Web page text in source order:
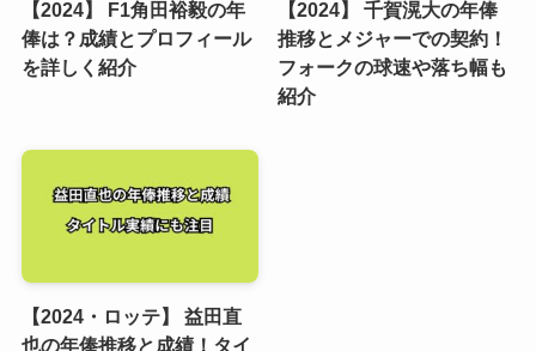
【2024】 F1角田裕毅の年
俸は？成績とプロフィール
を詳しく紹介
【2024】 千賀滉大の年俸
推移とメジャーでの契約！
フォークの球速や落ち幅も
紹介
【2024・ロッテ】 益田直
也の年俸推移と成績！タイ